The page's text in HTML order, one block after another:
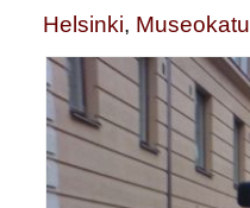
Helsinki, Museokatu